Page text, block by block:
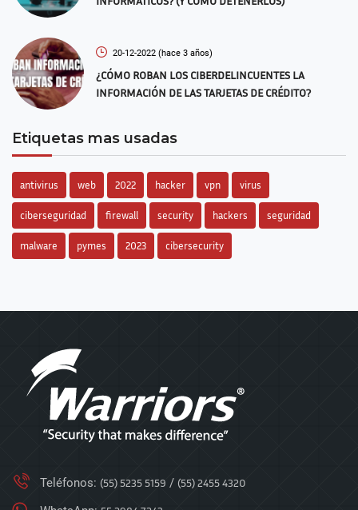
20-12-2022 (hace 3 años)
¿CÓMO ROBAN LOS CIBERDELINCUENTES LA
INFORMACIÓN DE LAS TARJETAS DE CRÉDITO?
Etiquetas mas usadas
antivirus web 2022 hacker vpn virus
ciberseguridad firewall security hackers seguridad
malware pymes 2023 cibersecurity
Teléfonos: (55) 5235 5159 / (55) 2455 4320